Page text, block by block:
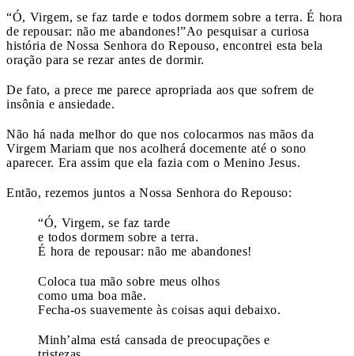
“Ó, Virgem, se faz tarde e todos dormem sobre a terra. É hora
de repousar: não me abandones!”Ao pesquisar a curiosa
história de Nossa Senhora do Repouso, encontrei esta bela
oração para se rezar antes de dormir.
De fato, a prece me parece apropriada aos que sofrem de
insônia e ansiedade.
Não há nada melhor do que nos colocarmos nas mãos da
Virgem Mariam que nos acolherá docemente até o sono
aparecer. Era assim que ela fazia com o Menino Jesus.
Então, rezemos juntos a Nossa Senhora do Repouso:
“Ó, Virgem, se faz tarde
e todos dormem sobre a terra.
É hora de repousar: não me abandones!
Coloca tua mão sobre meus olhos
como uma boa mãe.
Fecha-os suavemente às coisas aqui debaixo.
Minh’alma está cansada de preocupações e